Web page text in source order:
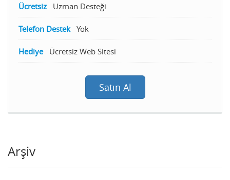
Ücretsiz Uzman Desteği
Telefon Destek Yok
Hediye Ücretsiz Web Sitesi
Satın Al
Arşiv